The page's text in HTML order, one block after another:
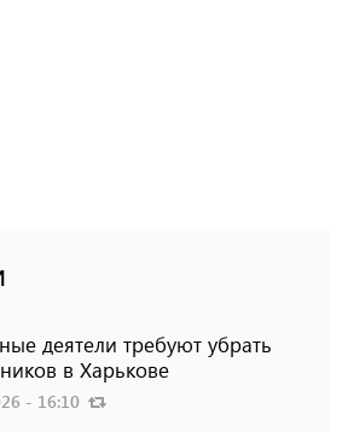
деятели требуют убрать
в Харькове
- 16:10